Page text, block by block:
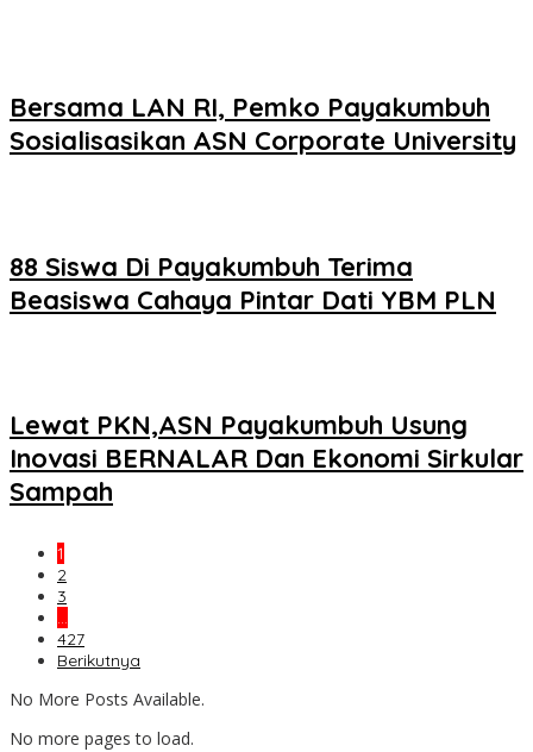
Bersama LAN RI, Pemko Payakumbuh
Sosialisasikan ASN Corporate University
88 Siswa Di Payakumbuh Terima
Beasiswa Cahaya Pintar Dati YBM PLN
Lewat PKN,ASN Payakumbuh Usung
Inovasi BERNALAR Dan Ekonomi Sirkular
Sampah
1
2
3
…
427
Berikutnya
No More Posts Available.
No more pages to load.